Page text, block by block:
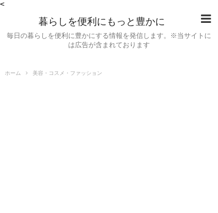
<
暮らしを便利にもっと豊かに
毎日の暮らしを便利に豊かにする情報を発信します。※当サイトに
は広告が含まれております
ホーム 美容・コスメ・ファッション